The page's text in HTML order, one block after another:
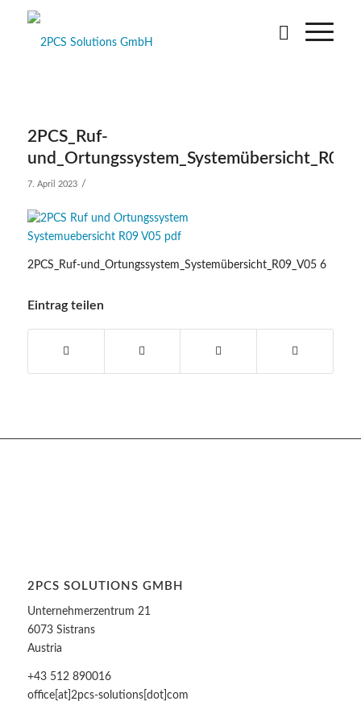
2PCS_Ruf-
7. April 2023 /
2PCS_Ruf-und_Ortungssystem_Systemübersicht_R09_V05 6
Eintrag teilen
2PCS SOLUTIONS GMBH
Unternehmerzentrum 21
6073 Sistrans
Austria
+43 512 890016
office[at]2pcs-solutions[dot]com